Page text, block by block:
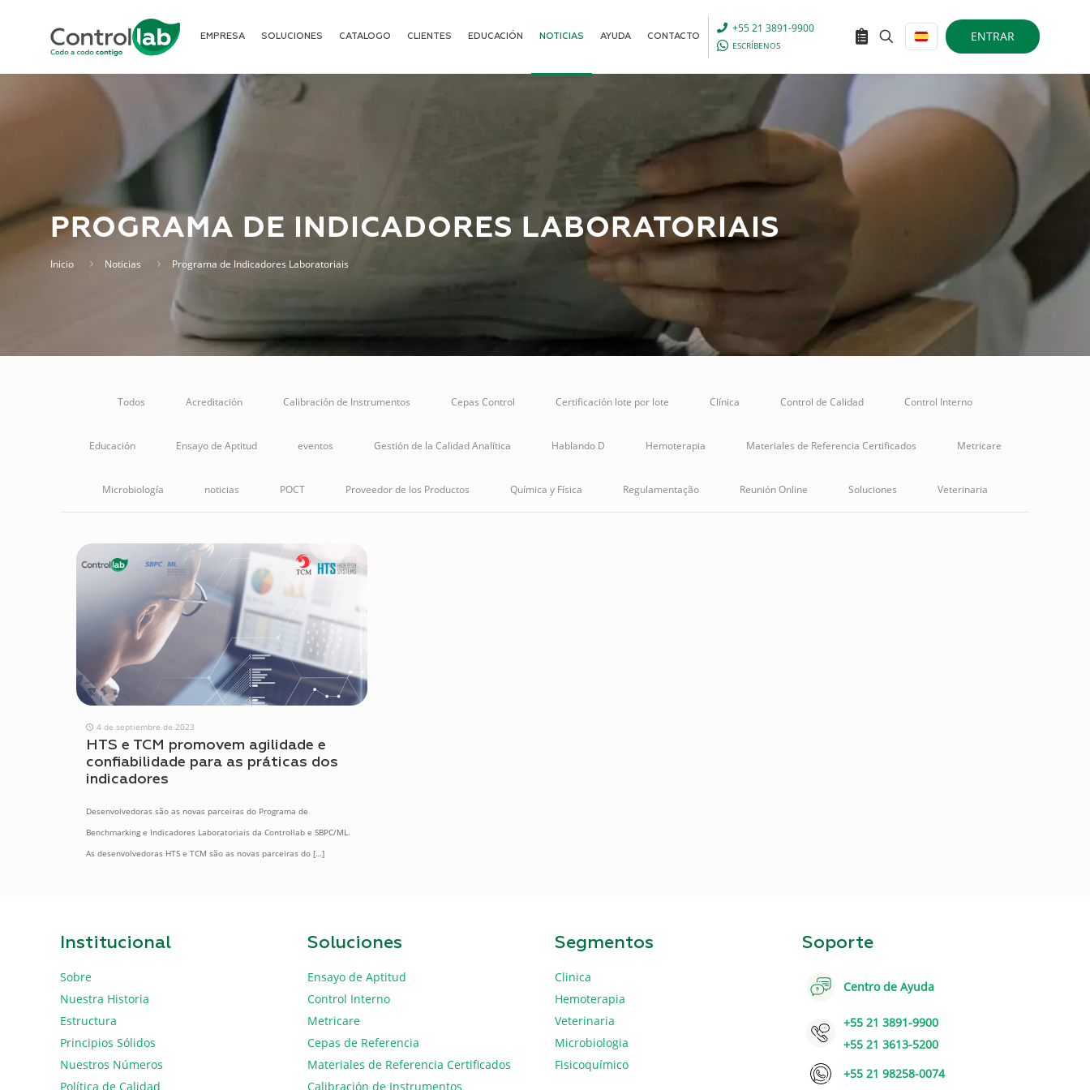
EMPRESA SOLUCIONES CATALOGO CLIENTES EDUCACIÓN NOTICIAS AYUDA CONTACTO
+55 21 3891-9900
ESCRÍBENOS
ENTRAR
PROGRAMA DE INDICADORES LABORATORIAIS
Inicio Noticias Programa de Indicadores Laboratoriais
Todos Acreditación Calibración de Instrumentos Cepas Control Certificación lote por lote Clínica Control de Calidad Control Interno
Educación Ensayo de Aptitud eventos Gestión de la Calidad Analítica Hablando D Hemoterapia Materiales de Referencia Certificados Metricare
Microbiología noticias POCT Proveedor de los Productos Química y Física Regulamentação Reunión Online Soluciones Veterinaria
4 de septiembre de 2023
HTS e TCM promovem agilidade e
confiabilidade para as práticas dos
indicadores
Desenvolvedoras são as novas parceiras do Programa de
Benchmarking e Indicadores Laboratoriais da Controllab e SBPC/ML.
As desenvolvedoras HTS e TCM são as novas parceiras do[…]
Institucional
Sobre
Nuestra Historia
Estructura
Principios Sólidos
Nuestros Números
Política de Calidad
Soluciones
Ensayo de Aptitud
Control Interno
Metricare
Cepas de Referencia
Materiales de Referencia Certificados
Calibración de Instrumentos
Segmentos
Clinica
Hemoterapia
Veterinaria
Microbiologia
Fisicoquímico
Soporte
Centro de Ayuda
+55 21 3891-9900
+55 21 3613-5200
+55 21 98258-0074